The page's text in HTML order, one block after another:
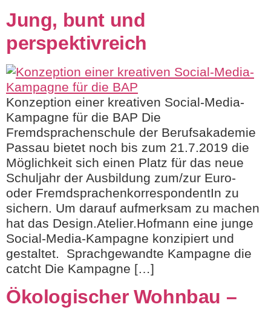
Jung, bunt und
perspektivreich
Konzeption einer kreativen Social-Media-
Kampagne für die BAP Die
Fremdsprachenschule der Berufsakademie
Passau bietet noch bis zum 21.7.2019 die
Möglichkeit sich einen Platz für das neue
Schuljahr der Ausbildung zum/zur Euro-
oder FremdsprachenkorrespondentIn zu
sichern. Um darauf aufmerksam zu machen
hat das Design.Atelier.Hofmann eine junge
Social-Media-Kampagne konzipiert und
gestaltet. Sprachgewandte Kampagne die
catcht Die Kampagne […]
Ökologischer Wohnbau –